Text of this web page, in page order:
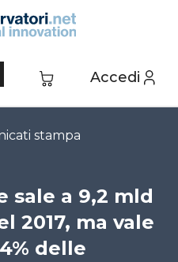
Accedi
stampa
sale a 9,2 mld
2017, ma vale
delle